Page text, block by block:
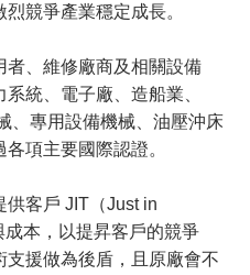
競爭產業穩定成長。
者、維修廠商及相關設備
統、電子廠、造船業、
、專用設備機械、油壓沖床
項主要國際認證。
供客戶 JIT（Just in
本，以提昇客戶的競爭
援做為後盾，且原廠會不